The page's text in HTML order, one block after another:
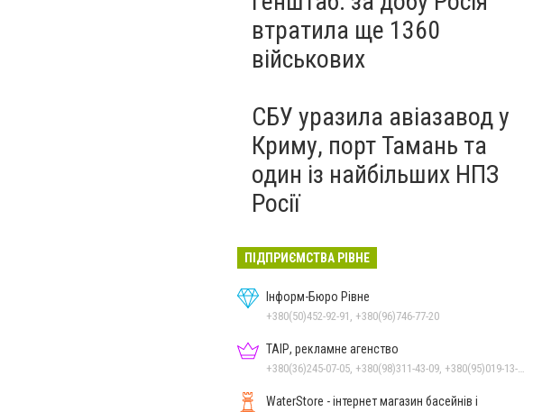
втратила ще 1360
військових
СБУ уразила авіазавод у
Криму, порт Тамань та
один із найбільших НПЗ
Росії
ПІДПРИЄМСТВА РІВНЕ
Інформ-Бюро Рівне
+380(50)452-92-91, +380(96)746-77-20
ТАІР, рекламне агенство
+380(36)245-07-05, +380(98)311-43-09, +380(95)019-13-17
WaterStore - інтернет магазин басейнів і